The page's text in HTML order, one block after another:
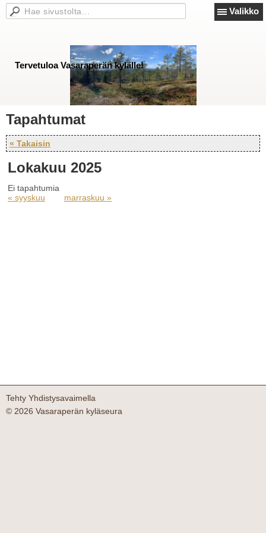
Valikko
Tervetuloa Vasaraperän kylälle!
Tapahtumat
« Takaisin
Lokakuu 2025
Ei tapahtumia
« syyskuu
marraskuu »
Tehty Yhdistysavaimella
© 2026 Vasaraperän kyläseura